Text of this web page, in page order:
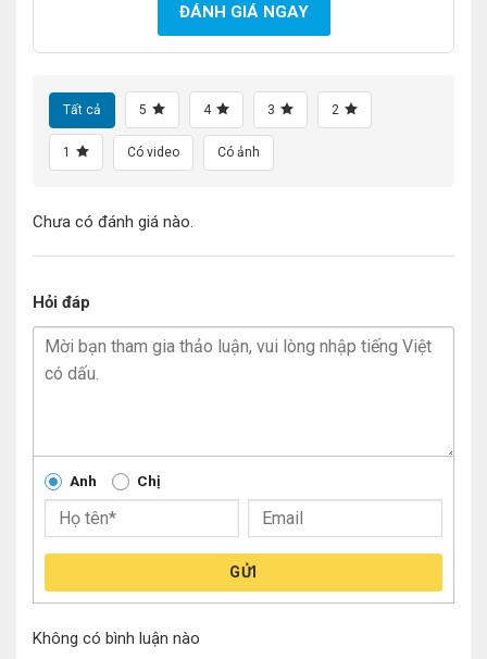
ĐÁNH GIÁ NGAY
Tất cả 5 4 3 2
1 Có video Có ảnh
Chưa có đánh giá nào.
Hỏi đáp
Anh Chị
GỬI
Không có bình luận nào